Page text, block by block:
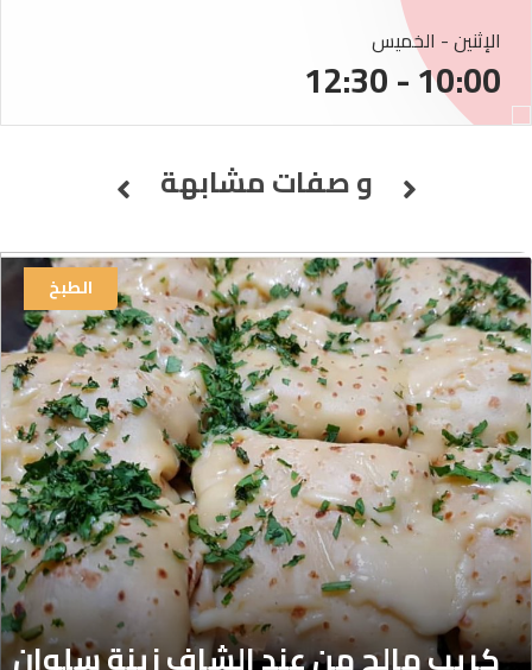
الإثنين - الخميس
10:00 - 12:30
و صفات مشابهة
كريب مالح من عند الشاف زينة سلوان
الطبخ